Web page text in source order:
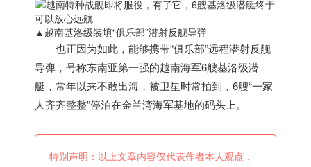
▲ 越南基洛级装填“俱乐部”潜射反舰导弹
也正因为如此，能够携带“俱乐部”远程潜射反舰
导弹，号称东南亚第一强的越南海军6艘基洛级潜
艇，常年以来不敢出海，被卫星时常拍到，6艘“一家
人齐齐整整”停泊在金兰湾海军基地的码头上。
特别声明：以上文章内容仅代表作者本人观点，